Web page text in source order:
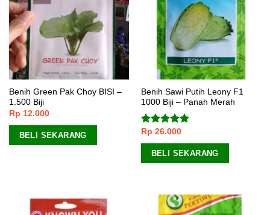
Benih Green Pak Choy BISI –
1.500 Biji
Rp 12.000
BELI SEKARANG
Benih Sawi Putih Leony F1
1000 Biji – Panah Merah
Dinilai5.00
dari 5
Rp 26.000
BELI SEKARANG